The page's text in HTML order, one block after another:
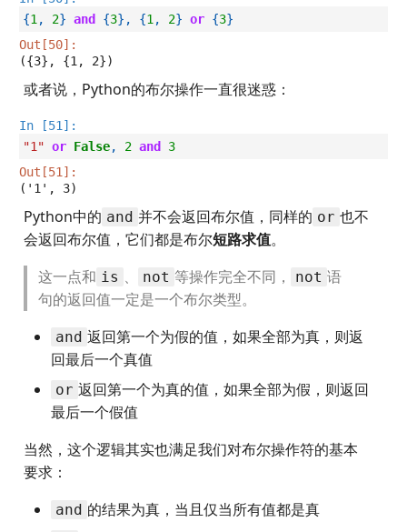
{1 , 2} and {3}, {1 , 2} or {3}
Out[50]:
({3}, {1, 2})
或者说，Python的布尔操作一直很迷惑：
In [51]:
"1" or False, 2 and
3
Out[51]:
('1', 3)
Python中的 and 并不会返回布尔值，同样的 or 也不
会返回布尔值，它们都是布尔短路求值。
这一点和 is 、 not 等操作完全不同， not 语
句的返回值一定是一个布尔类型。
and 返回第一个为假的值，如果全部为真，则返
回最后一个真值
or 返回第一个为真的值，如果全部为假，则返回
最后一个假值
当然，这个逻辑其实也满足我们对布尔操作符的基本
要求：
and 的结果为真，当且仅当所有值都是真